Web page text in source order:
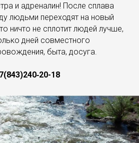
и адреналин! После сплава
людьми переходят на новый
ничто не сплотит людей лучше,
дней совместного
быта, досуга.
18